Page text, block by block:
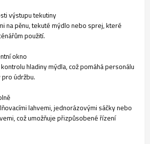
výstupu tekutiny
na pěnu, tekuté mýdlo nebo sprej, které
použití.
okno
hladiny mýdla, což pomáhá personálu
údržbu.
lahvemi, jednorázovými sáčky nebo
což umožňuje přizpůsobené řízení